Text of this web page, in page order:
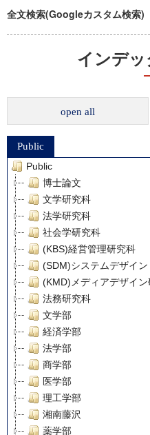
全文検索(Googleカスタム検索)
インデ
open all
Public
Public
博士論文
文学研究科
法学研究科
社会学研究科
(KBS)経営管理研究科
(SDM)システムデザイ
(KMD)メディアデザイ
法務研究科
文学部
経済学部
法学部
商学部
医学部
理工学部
湘南藤沢
薬学部